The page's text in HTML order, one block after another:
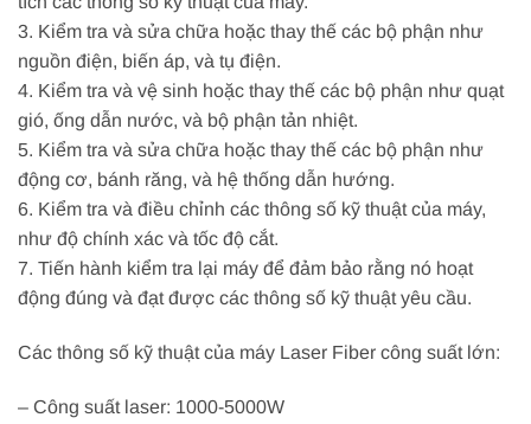
3. Kiểm tra và sửa chữa hoặc thay thế các bộ phận như
nguồn điện, biến áp, và tụ điện.
4. Kiểm tra và vệ sinh hoặc thay thế các bộ phận như quạt
gió, ống dẫn nước, và bộ phận tản nhiệt.
5. Kiểm tra và sửa chữa hoặc thay thế các bộ phận như
động cơ, bánh răng, và hệ thống dẫn hướng.
6. Kiểm tra và điều chỉnh các thông số kỹ thuật của máy,
như độ chính xác và tốc độ cắt.
7. Tiến hành kiểm tra lại máy để đảm bảo rằng nó hoạt
động đúng và đạt được các thông số kỹ thuật yêu cầu.
Các thông số kỹ thuật của máy Laser Fiber công suất lớn:
– Công suất laser: 1000-5000W